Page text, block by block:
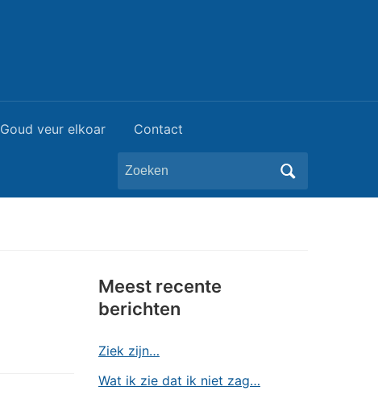
Goud veur elkoar Contact
Zoeken
naar:
Meest recente
berichten
Ziek zijn…
Wat ik zie dat ik niet zag…